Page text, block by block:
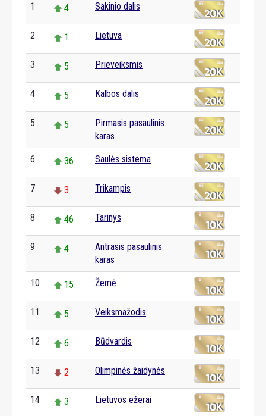
1 4 Sakinio dalis
2 1 Lietuva
3 5 Prieveiksmis
4 5 Kalbos dalis
5 5
Pirmasis pasaulinis
karas
6 36 Saulės sistema
7 3 Trikampis
8 46 Tarinys
9 4
Antrasis pasaulinis
karas
10 15 Žemė
11 5 Veiksmažodis
12 6 Būdvardis
13 2 Olimpinės žaidynės
14 3 Lietuvos ežerai